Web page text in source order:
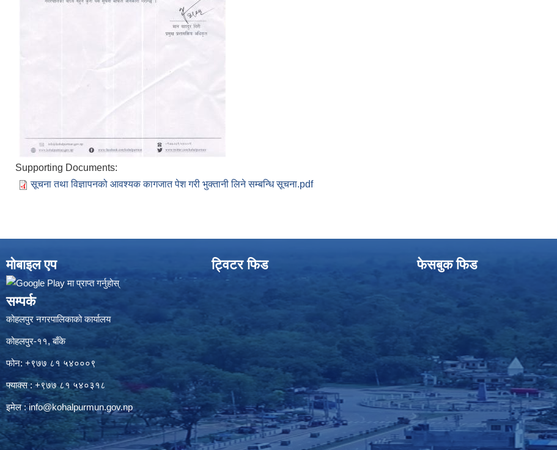
Supporting Documents:
सूचना तथा विज्ञापनको आवश्यक कागजात पेश गरी भुक्तानी लिने सम्बन्धि सूचना.pdf
मोबाइल एप
सम्पर्क
कोहलपुर नगरपालिकाको कार्यालय
कोहलपुर-११, बाँके
फोन: +९७७ ८१ ५४०००९
फ्याक्स : +९७७ ८१ ५४०३१८
इमेल :info@kohalpurmun.gov.np
ट्विटर फिड फेसबुक फिड